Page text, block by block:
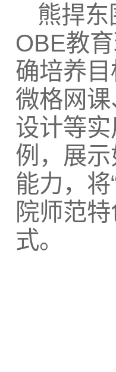
熊捍东
OBE教
确培养
微格网
设计等
例，展
能力，
院师范
式。